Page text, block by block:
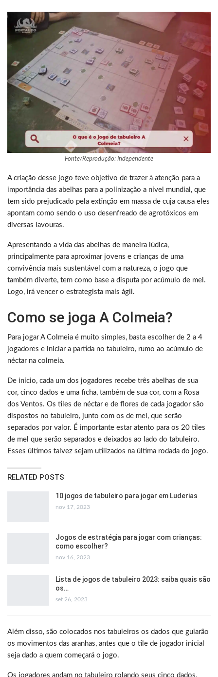
Fonte/Reprodução: Independente
A criação desse jogo teve objetivo de trazer à atenção para a
importância das abelhas para a polinização a nível mundial, que
tem sido prejudicado pela extinção em massa de cuja causa eles
apontam como sendo o uso desenfreado de agrotóxicos em
diversas lavouras.
Apresentando a vida das abelhas de maneira lúdica,
principalmente para aproximar jovens e crianças de uma
convivência mais sustentável com a natureza, o jogo que
também diverte, tem como base a disputa por acúmulo de mel.
Logo, irá vencer o estrategista mais ágil.
Como se joga A Colmeia?
Para jogar A Colmeia é muito simples, basta escolher de 2 a 4
jogadores e iniciar a partida no tabuleiro, rumo ao acúmulo de
néctar na colmeia.
De início, cada um dos jogadores recebe três abelhas de sua
cor, cinco dados e uma ficha, também de sua cor, com a Rosa
dos Ventos. Os tiles de néctar e de flores de cada jogador são
dispostos no tabuleiro, junto com os de mel, que serão
separados por valor. É importante estar atento para os 20 tiles
de mel que serão separados e deixados ao lado do tabuleiro.
Esses últimos talvez sejam utilizados na última rodada do jogo.
RELATED POSTS
10 jogos de tabuleiro para jogar em Luderias
nov 17, 2023
Jogos de estratégia para jogar com crianças:
como escolher?
nov 16, 2023
Lista de jogos de tabuleiro 2023: saiba quais são
os…
set 26, 2023
Além disso, são colocados nos tabuleiros os dados que guiarão
os movimentos das aranhas, antes que o tile de jogador inicial
seja dado a quem começará o jogo.
Os jogadores andam no tabuleiro rolando seus cinco dados,